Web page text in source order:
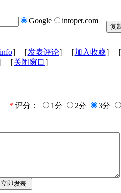
Google intopet.com
］［发表评论］［加入收藏］［
［关闭窗口 ］
* 评分： 1分 2分 3分